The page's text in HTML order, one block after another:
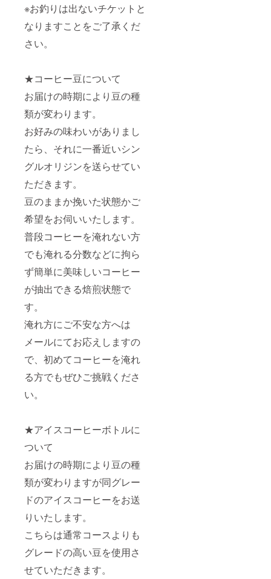
※お釣りは出ないチケットと
なりますことをご了承くだ
さい。
★コーヒー豆について
お届けの時期により豆の種
類が変わります。
お好みの味わいがありまし
たら、それに一番近いシン
グルオリジンを送らせてい
ただきます。
豆のままか挽いた状態かご
希望をお伺いいたします。
普段コーヒーを淹れない方
でも淹れる分数などに拘ら
ず簡単に美味しいコーヒー
が抽出できる焙煎状態で
す。
淹れ方にご不安な方へは
メールにてお応えしますの
で、初めてコーヒーを淹れ
る方でもぜひご挑戦くださ
い。
★アイスコーヒーボトルに
ついて
お届けの時期により豆の種
類が変わりますが同グレー
ドのアイスコーヒーをお送
りいたします。
こちらは通常コースよりも
グレードの高い豆を使用さ
せていただきます。